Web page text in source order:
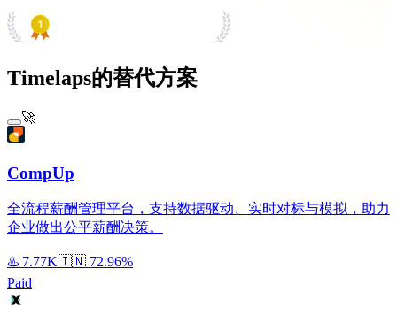
Timelaps的替代方案
🚀
CompUp
全流程薪酬管理平台，支持数据驱动、实时对标与模拟，助力
企业做出公平薪酬决策。
♨️ 7.77K🇮🇳 72.96%
Paid